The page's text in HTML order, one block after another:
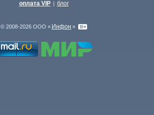
оплата VIP | блог
© 2008-2026 ООО « Инфон »